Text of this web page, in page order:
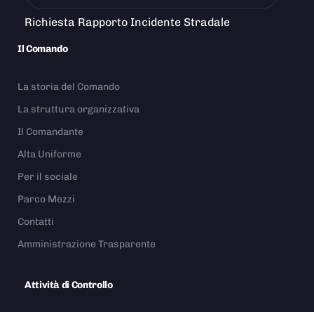
Richiesta Rapporto Incidente Stradale
Il Comando
La storia del Comando
La struttura organizzativa
Il Comandante
Alta Uniforme
Per il sociale
Parco Mezzi
Contatti
Amministrazione Trasparente
Attività di Controllo